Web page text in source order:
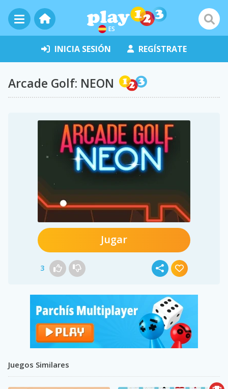
ES
INICIA SESIÓN REGÍSTRATE
Arcade Golf: NEON
Jugar
3
Juegos Similares